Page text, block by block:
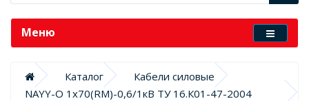
Меню
Каталог
Кабели силовые
NAYY-O 1х70(RM)-0,6/1кВ ТУ 16.К01-47-2004